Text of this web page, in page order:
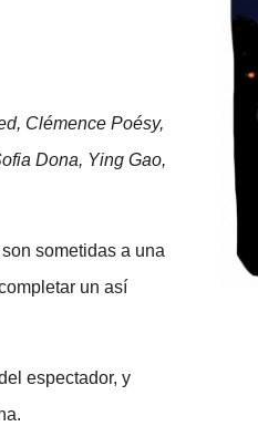
Clémence Poésy,
Dona, Ying Gao,
sometidas a una
un así
espectador, y